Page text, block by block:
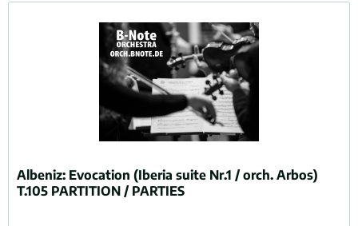
Albeniz: Evocation (Iberia suite Nr.1 / orch. Arbos)
T.105 PARTITION / PARTIES